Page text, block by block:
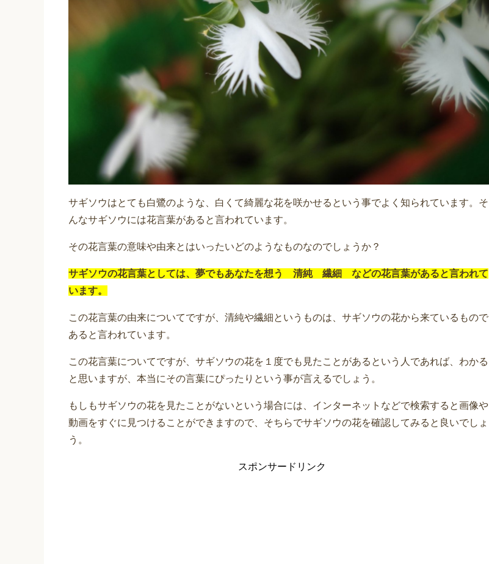
サギソウはとても白鷺のような、白くて綺麗な花を咲かせるという事でよく知られています。そ
んなサギソウには花言葉があると言われています。
その花言葉の意味や由来とはいったいどのようなものなのでしょうか？
サギソウの花言葉としては、夢でもあなたを想う 清純 繊細 などの花言葉があると言われて
います。
この花言葉の由来についてですが、清純や繊細というものは、サギソウの花から来ているもので
あると言われています。
この花言葉についてですが、サギソウの花を１度でも見たことがあるという人であれば、わかる
と思いますが、本当にその言葉にぴったりという事が言えるでしょう。
もしもサギソウの花を見たことがないという場合には、インターネットなどで検索すると画像や
動画をすぐに見つけることができますので、そちらでサギソウの花を確認してみると良いでしょ
う。
スポンサードリンク